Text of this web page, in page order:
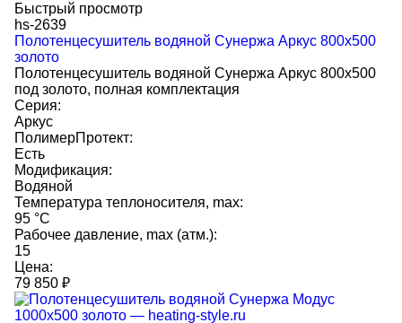
Быстрый просмотр
hs-2639
Полотенцесушитель водяной Сунержа Аркус 800x500
золото
Полотенцесушитель водяной Сунержа Аркус 800x500
под золото, полная комплектация
Серия:
Аркус
ПолимерПротект:
Есть
Модификация:
Водяной
Температура теплоносителя, max:
95 °C
Рабочее давление, max (атм.):
15
Цена:
79 850 ₽